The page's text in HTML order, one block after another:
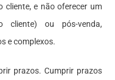
e não oferecer um
cliente) ou pós-venda,
e complexos.
prazos. Cumprir prazos